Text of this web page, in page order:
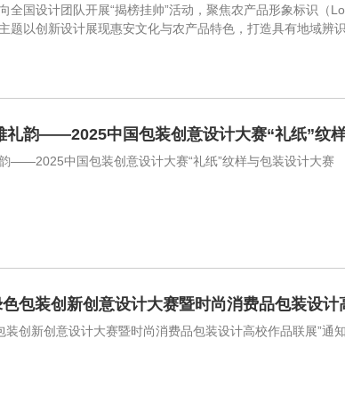
全国设计团队开展“揭榜挂帅”活动，聚焦农产品形象标识（
题以创新设计展现惠安文化与农产品特色，打造具有地域辨
礼韵——2025中国包装创意设计大赛“礼纸”纹
——2025中国包装创意设计大赛“礼纸”纹样与包装设计大赛
包装创新创意设计大赛暨时尚消费品包装设计
装创新创意设计大赛暨时尚消费品包装设计高校作品联展”通知